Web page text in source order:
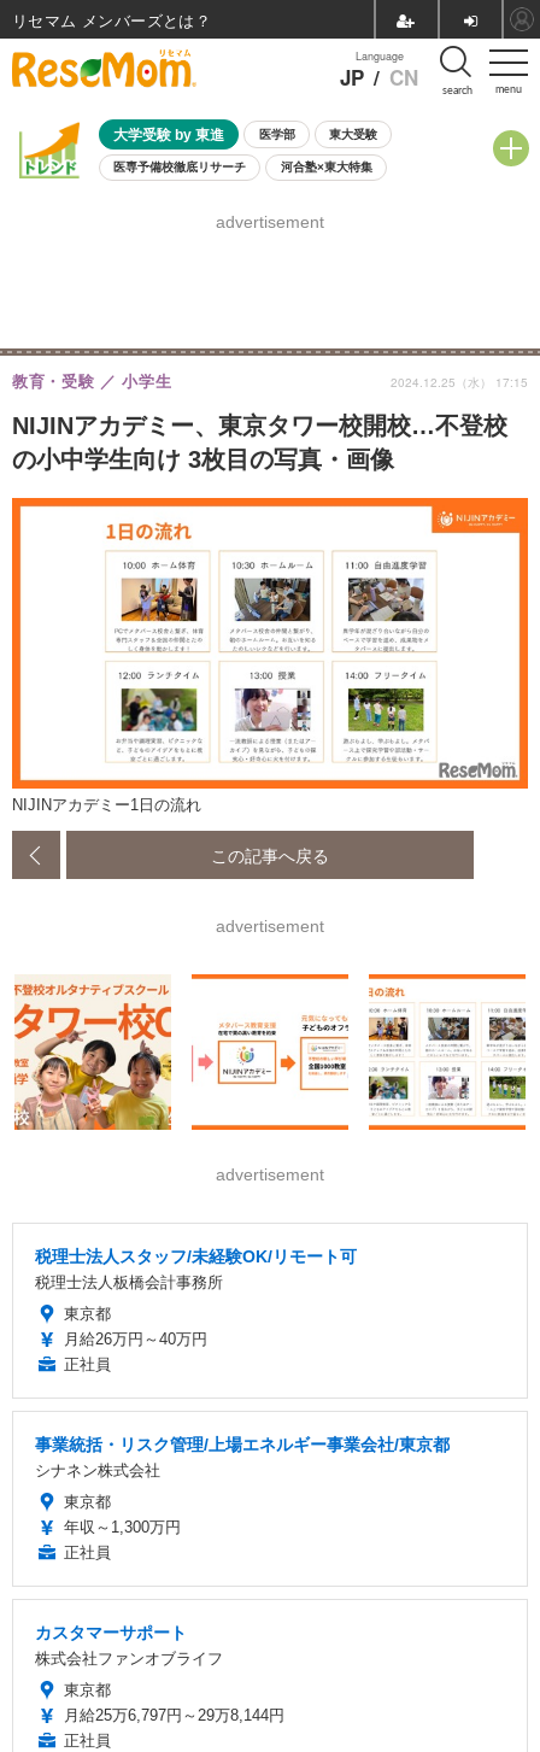
menu
Language
JP / CN search
大学受験 by 東進 医学部 東大受験
医専予備校徹底リサーチ 河合塾×東大特集
8月開催学校説明会・相談会
advertisement
NIJINアカデミー、東京タワー校開校…不登校
の小中学生向け 3枚目の写真・画像
教育・受験 小学生 2024.12.25（水） 17:15
NIJINアカデミー1日の流れ
この記事へ戻る
advertisement
advertisement
税理士法人スタッフ/未経験OK/リモート可
税理士法人板橋会計事務所
東京都
月給26万円～40万円
正社員
事業統括・リスク管理/上場エネルギー事業会社/東京都
シナネン株式会社
東京都
年収～1,300万円
正社員
カスタマーサポート
株式会社ファンオブライフ
東京都
月給25万6,797円～29万8,144円
正社員
リセマム メンバーズ